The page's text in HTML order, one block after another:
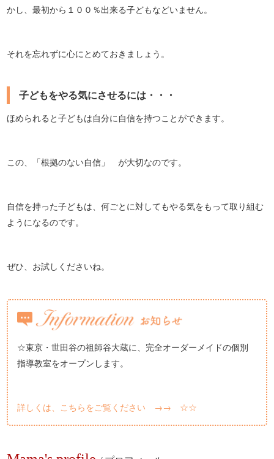
かし、最初から１００％出来る子どもなどいません。
それを忘れずに心にとめておきましょう。
子どもをやる気にさせるには・・・
ほめられると子どもは自分に自信を持つことができます。
この、「根拠のない自信」 が大切なのです。
自信を持った子どもは、何ごとに対してもやる気をもって取り組む
ようになるのです。
ぜひ、お試しくださいね。
☆東京・世田谷の祖師谷大蔵に、完全オーダーメイドの個別
指導教室をオープンします。
詳しくは、こちらをご覧ください →→ ☆☆